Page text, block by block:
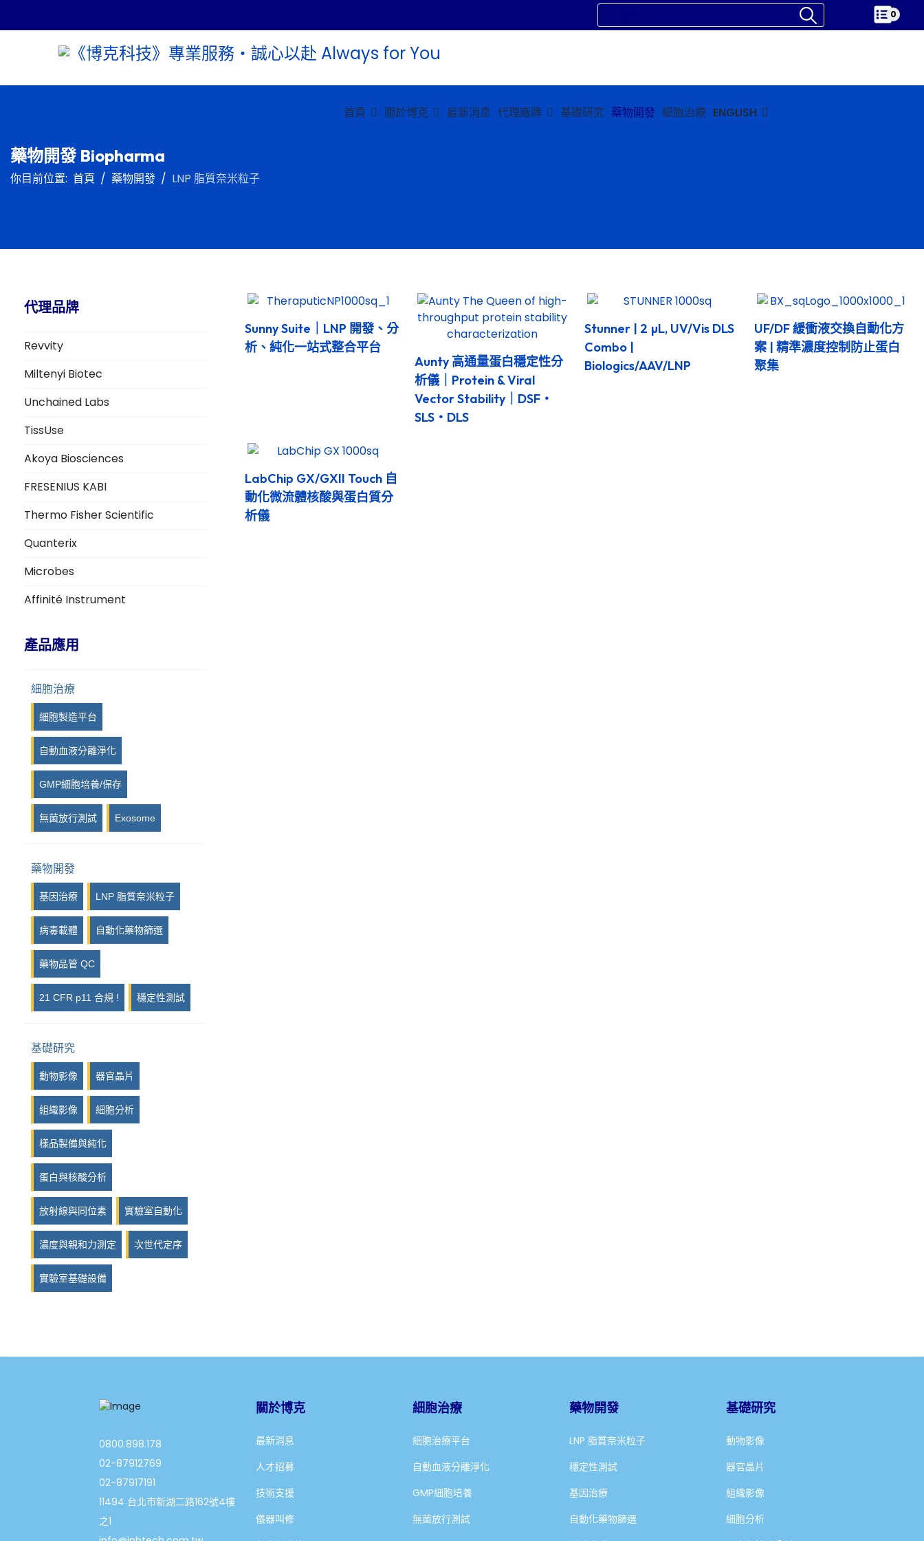
0
首頁 關於博克 最新消息 代理廠牌 基礎研究 藥物開發 細胞治療 ENGLISH
藥物開發 Biopharma
你目前位置: 首頁 藥物開發 LNP 脂質奈米粒子
代理品牌
Revvity
Miltenyi Biotec
Unchained Labs
TissUse
Akoya Biosciences
FRESENIUS KABI
Thermo Fisher Scientific
Quanterix
Microbes
Affinité Instrument
GmbH
iPRASENSE
Viscover
Photon etc
Kurabo
Syngene
LuminiCell
Eraly & Associés
14Culp
產品應用
細胞治療
細胞製造平台
自動血液分離淨化
GMP細胞培養/保存
無菌放行測試 Exosome
藥物開發
基因治療 LNP 脂質奈米粒子
病毒載體 自動化藥物篩選
藥物品管 QC
21 CFR p11 合規 ! 穩定性測試
基礎研究
動物影像 器官晶片
組織影像 細胞分析
樣品製備與純化
蛋白與核酸分析
放射線與同位素 實驗室自動化
濃度與親和力測定 次世代定序
實驗室基礎設備
Sunny Suite｜LNP 開發、分
析、純化一站式整合平台
Aunty 高通量蛋白穩定性分
析儀｜Protein & Viral
Vector Stability｜DSF・
SLS・DLS
Stunner | 2 µL, UV/Vis DLS
Combo |
Biologics/AAV/LNP
UF/DF 緩衝液交換自動化方
案 | 精準濃度控制防止蛋白
聚集
LabChip GX/GXII Touch 自
動化微流體核酸與蛋白質分
析儀
0800.898.178
02-87912769
02-87917191
11494 台北市新湖二路162號4樓
之1
關於博克
最新消息
人才招募
技術支援
儀器叫修
細胞治療
細胞治療平台
自動血液分離淨化
GMP細胞培養
無菌放行測試
藥物開發
LNP 脂質奈米粒子
穩定性測試
基因治療
自動化藥物篩選
基礎研究
動物影像
器官晶片
組織影像
細胞分析